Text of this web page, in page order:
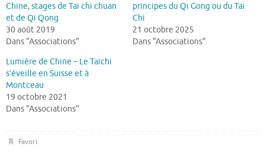
Chine, stages de Tai chi chuan
et de Qi Qong
30 août 2019
Dans "Associations"
principes du Qi Gong ou du Tai
Chi
21 octobre 2025
Dans "Associations"
Lumière de Chine – Le Taichi
s’éveille en Suisse et à
Montceau
19 octobre 2021
Dans "Associations"
Favori.